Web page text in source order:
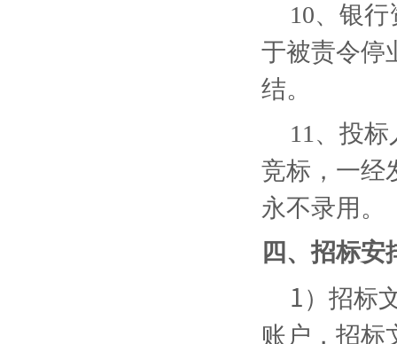
10、银
于被责令停
结。
11、投
竞标，一经
永不录用。
四、招标安
1 ）招标
账户，招标